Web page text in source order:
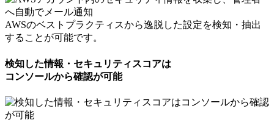
AWSのベストプラクティスから逸脱した設定を検知・抽出
することが可能です。
検知した情報・セキュリティスコアは
コンソールから確認が可能